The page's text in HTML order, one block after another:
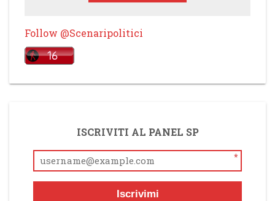
Follow @Scenaripolitici
ISCRIVITI AL PANEL SP
*
Iscrivimi